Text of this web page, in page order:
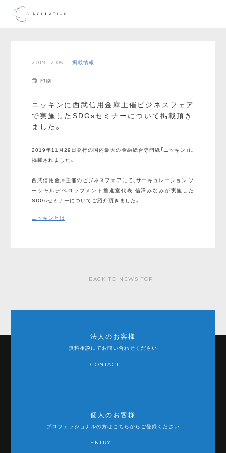
2019.12.05 掲載情報
印刷
ニッキンに西武信用金庫主催ビジネスフェア
で実施したSDGsセミナーについて掲載頂き
ました。
2019年11月29日発行の国内最大の金融総合専門紙「ニッキン」に
掲載されました。
西武信用金庫主催のビジネスフェアにて、サーキュレーション ソ
ーシャルデベロップメント推進室代表 信澤みなみが実施した
SDGsセミナーについてご紹介頂きました。
ニッキンとは
BACK TO NEWS TOP
法人のお客様
無料相談にてお問い合わせください
CONTACT
個人のお客様
プロフェッショナルの方はこちらからご登録ください
ENTRY